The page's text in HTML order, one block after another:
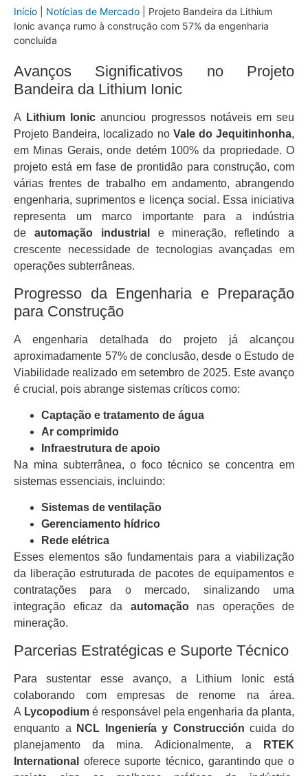
Início Notícias de Mercado
Projeto Bandeira da Lithium
Ionic avança rumo à construção com 57% da engenharia
concluída
Avanços Significativos no Projeto
Bandeira da Lithium Ionic
A Lithium Ionic anunciou progressos notáveis em seu
Projeto Bandeira, localizado no Vale do Jequitinhonha,
em Minas Gerais, onde detém 100% da propriedade. O
projeto está em fase de prontidão para construção, com
várias frentes de trabalho em andamento, abrangendo
engenharia, suprimentos e licença social. Essa iniciativa
representa um marco importante para a indústria
de automação industrial
e mineração, refletindo a
crescente necessidade de tecnologias avançadas em
operações subterrâneas.
Progresso da Engenharia e Preparação
para Construção
A engenharia detalhada do projeto já alcançou
aproximadamente 57% de conclusão, desde o Estudo de
Viabilidade realizado em setembro de 2025. Este avanço
é crucial, pois abrange sistemas críticos como:
Captação e tratamento de água
Ar comprimido
Infraestrutura de apoio
Na mina subterrânea, o foco técnico se concentra em
sistemas essenciais, incluindo:
Sistemas de ventilação
Gerenciamento hídrico
Rede elétrica
Esses elementos são fundamentais para a viabilização
da liberação estruturada de pacotes de equipamentos e
contratações para o mercado, sinalizando uma
integração eficaz da automaçãonas operações de
mineração.
Parcerias Estratégicas e Suporte Técnico
Para sustentar esse avanço, a Lithium Ionic está
colaborando com empresas de renome na área.
A Lycopodium é responsável pela engenharia da planta,
enquanto a
NCL Ingeniería y Construcción cuida do
planejamento da mina. Adicionalmente, a
RTEK
International
oferece suporte técnico, garantindo que o